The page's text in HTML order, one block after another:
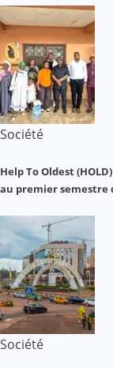
Société
Help To Oldest
au premier semestre
Société